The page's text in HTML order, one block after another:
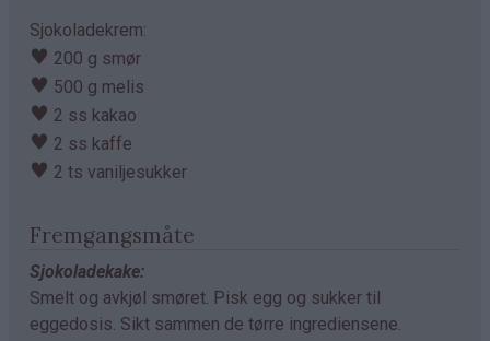
Sjokoladekrem:
♥ 200 g smør
♥ 500 g melis
♥ 2 ss kakao
♥ 2 ss kaffe
♥ 2 ts vaniljesukker
Fremgangsmåte
Sjokoladekake:
Smelt og avkjøl smøret. Pisk egg og sukker til
eggedosis. Sikt sammen de tørre ingrediensene.